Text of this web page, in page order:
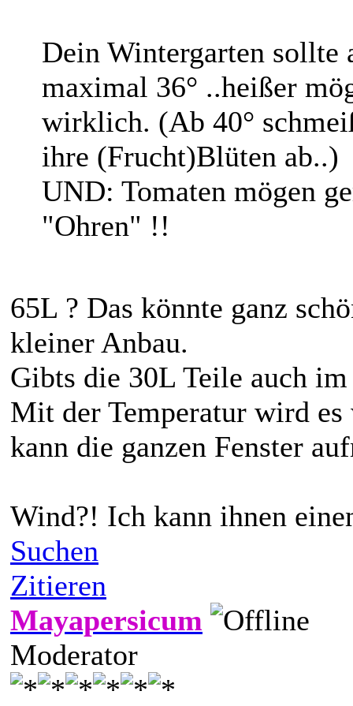
Dein Wintergarten sollte
maximal 36° ..heißer
wirklich. (Ab 40°
ihre (Frucht)Blüten ab..)
UND: Tomaten mögen
"Ohren" !!
65L ? Das könnte ganz
kleiner Anbau.
Gibts die 30L Teile auch
Mit der Temperatur wird
kann die ganzen Fenster
Wind?! Ich kann ihnen
Suchen
Zitieren
Mayapersicum
Moderator